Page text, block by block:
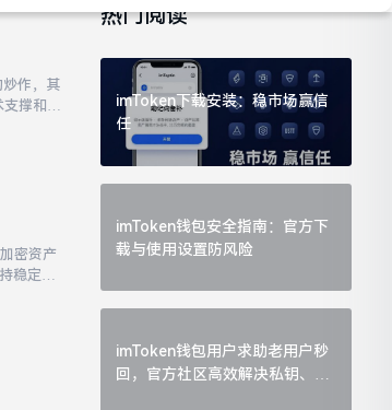
炒作，其
撑和应
密资产
稳定的
热门阅读
imToken下载安装：稳市场赢信
任
imToken钱包安全指南：官方下
载与使用设置防风险
imToken钱包用户求助老用户秒
回，官方社区高效解决私钥、